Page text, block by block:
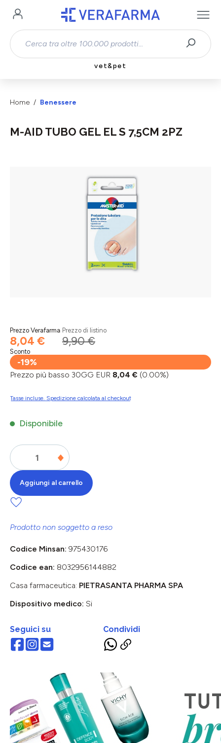
Passa al contenuto principale
vet&pet
Home Benessere
M-AID TUBO GEL EL S 7,5CM 2PZ
Prezzo Verafarma
8,04 €
Prezzo di listino
9,90 €
Sconto
-19%
Prezzo più basso 30GG EUR 8,04 € (0.00%)
Tasse incluse. Spedizione calcolata al checkout
Disponibile
Aggiungi al carrello
Prodotto non soggetto a reso
Codice Minsan: 975430176
Codice ean: 8032956144882
Casa farmaceutica: PIETRASANTA PHARMA SPA
Dispositivo medico: Si
Seguici su Condividi